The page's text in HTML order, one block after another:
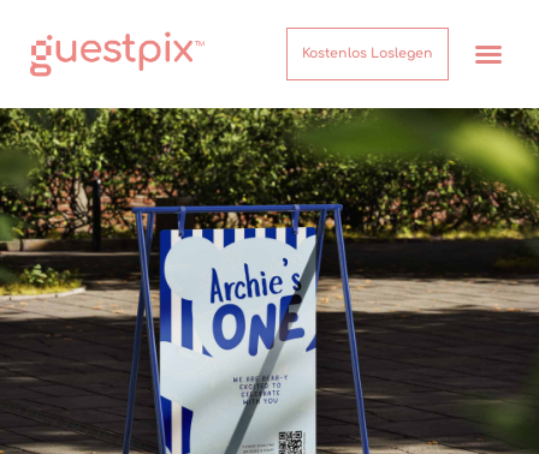
Kostenlos Loslegen